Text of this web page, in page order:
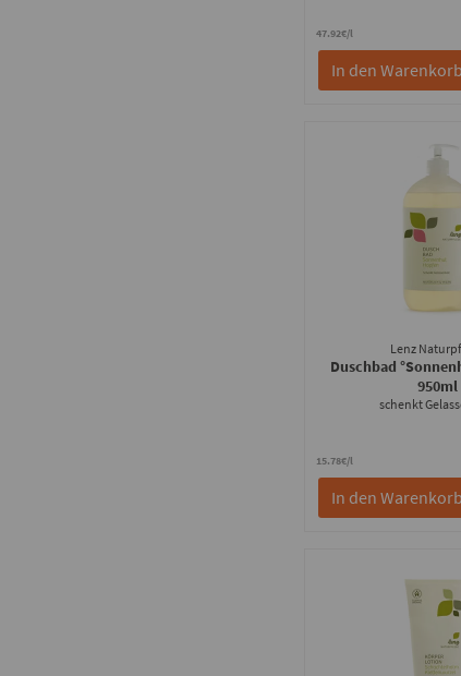
47.92€/l
In den Warenkorb
Lenz
Duschbad
950ml
schenkt
15.78€/l
In den Warenkorb